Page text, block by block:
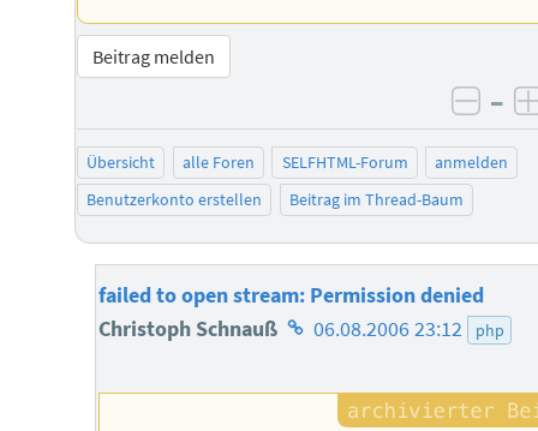
Beitrag melden
–
Übersicht alle Foren SELFHTML-Forum
anmelden
Benutzerkonto erstellen
Beitrag im Thread-Baum
failed to open stream: Permission denied
Christoph Schnauß Homepage
Autors
06.08.2006 23:12 php